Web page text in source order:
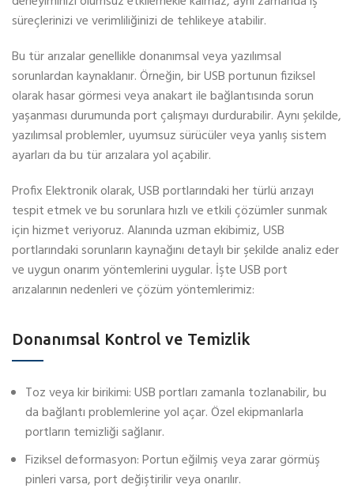
süreçlerinizi ve verimliliğinizi de tehlikeye atabilir.
Bu tür arızalar genellikle donanımsal veya yazılımsal
sorunlardan kaynaklanır. Örneğin, bir USB portunun fiziksel
olarak hasar görmesi veya anakart ile bağlantısında sorun
yaşanması durumunda port çalışmayı durdurabilir. Aynı şekilde,
yazılımsal problemler, uyumsuz sürücüler veya yanlış sistem
ayarları da bu tür arızalara yol açabilir.
Profix Elektronik olarak, USB portlarındaki her türlü arızayı
tespit etmek ve bu sorunlara hızlı ve etkili çözümler sunmak
için hizmet veriyoruz. Alanında uzman ekibimiz, USB
portlarındaki sorunların kaynağını detaylı bir şekilde analiz eder
ve uygun onarım yöntemlerini uygular. İşte USB port
arızalarının nedenleri ve çözüm yöntemlerimiz:
Donanımsal Kontrol ve Temizlik
Toz veya kir birikimi: USB portları zamanla tozlanabilir, bu
da bağlantı problemlerine yol açar. Özel ekipmanlarla
portların temizliği sağlanır.
Fiziksel deformasyon: Portun eğilmiş veya zarar görmüş
pinleri varsa, port değiştirilir veya onarılır.